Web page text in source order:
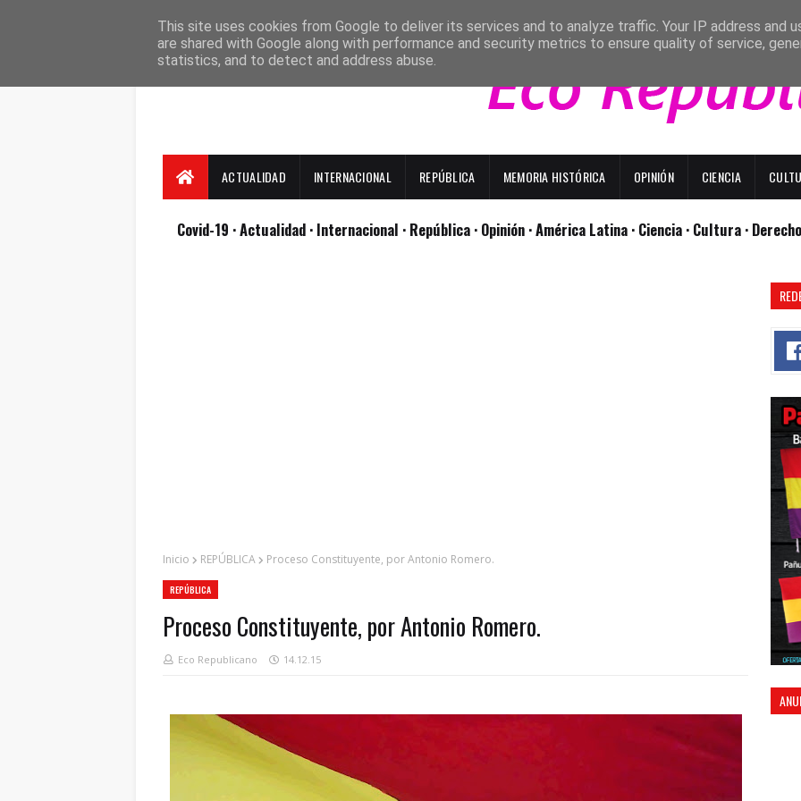
ACTUALIDAD INTERNACIONAL REPÚBLICA MEMORIA HISTÓRICA OPINIÓN CIENCIA
Covid-19 · Actualidad · Internacional · República · Opinión · América Latina · Ciencia · Cultura ·
Inicio REPÚBLICA Proceso Constituyente, por Antonio Romero.
REPÚBLICA
Proceso Constituyente, por Antonio Romero.
Eco Republicano 14.12.15
This site uses cookies from Google to deliver its services and to analyze traffic. Your IP address and
are shared with Google along with performance and security metrics to ensure quality of service,
statistics, and to detect and address abuse.